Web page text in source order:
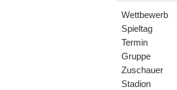
Wettbewerb
Spieltag
Termin
Gruppe
Zuschauer
Stadion